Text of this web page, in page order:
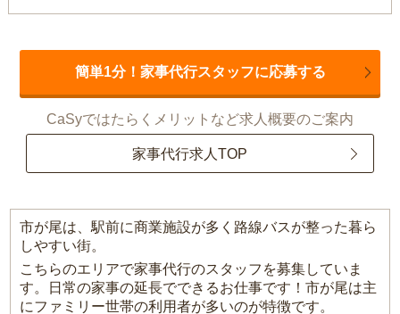
簡単1分！家事代行スタッフに応募する
CaSyではたらくメリットなど求人概要のご案内
家事代行求人TOP
市が尾は、駅前に商業施設が多く路線バスが整った暮ら
しやすい街。
こちらのエリアで家事代行のスタッフを募集していま
す。日常の家事の延長でできるお仕事です！市が尾は主
にファミリー世帯の利用者が多いのが特徴です。